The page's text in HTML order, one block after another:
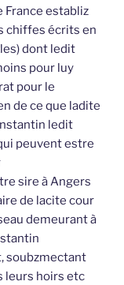
establiz
chiffes écrits en
dont ledit
pour luy
pour le
de ce que ladite
ledit
peuvent estre
sire à Angers
de lacite cour
demeurant à
soubzmectant
leurs hoirs etc